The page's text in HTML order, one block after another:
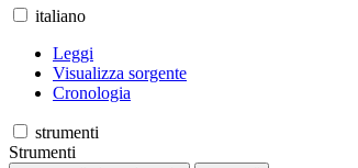
italiano
Leggi
Visualizza sorgente
Cronologia
strumenti
Strumenti